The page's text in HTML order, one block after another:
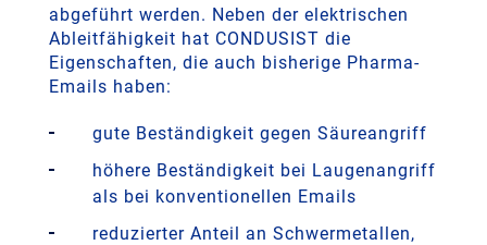
abgeführt werden. Neben der elektrischen
Ableitfähigkeit hat CONDUSIST die
Eigenschaften, die auch bisherige Pharma-
Emails haben:
gute Beständigkeit gegen Säureangriff
höhere Beständigkeit bei Laugenangriff
als bei konventionellen Emails
reduzierter Anteil an Schwermetallen,